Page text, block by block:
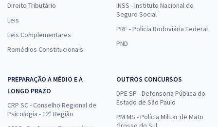
Direito Tributário
Leis
Leis Complementares
Remédios Constitucionais
INSS - Instituto Nacional do
Seguro Social
PRF - Polícia Rodoviária Federal
PND
PREPARAÇÃO A MÉDIO E A
LONGO PRAZO
CRP SC - Conselho Regional de
Psicologia - 12ª Região
OUTROS CONCURSOS
DPE SP - Defensoria Pública do
Estado de São Paulo
PM MS - Polícia Militar de Mato